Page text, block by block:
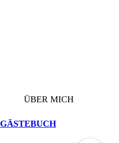
ÜBER MICH
GÄSTEBUCH